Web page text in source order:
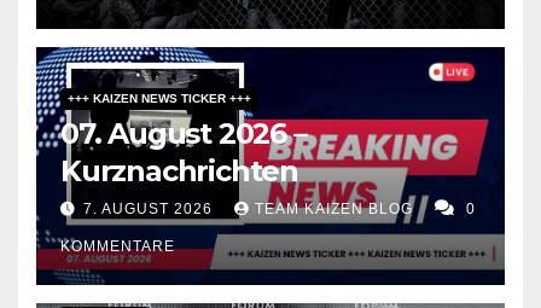
+++ KAIZEN NEWS TICKER +++
07. August 2026 –
Kurznachrichten
7. AUGUST 2026 TEAM KAIZEN BLOG 0
KOMMENTARE
DARK AMERICA